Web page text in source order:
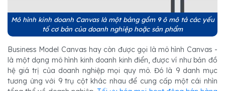
Mô hình kinh doanh Canvas là một bảng gồm 9 ô mô tả các yếu
tố cơ bản của doanh nghiệp hoặc sản phẩm
Business Model Canvas hay còn được gọi là mô hình Canvas -
là một dạng mô hình kinh doanh kinh điển, được ví như bản đồ
hệ giá trị của doanh nghiệp mọi quy mô. Đó là 9 danh mục
tương ứng với 9 trụ cột khác nhau để cung cấp một cái nhìn